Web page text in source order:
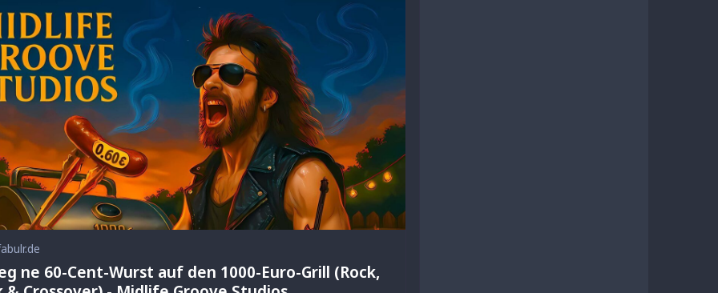
ne 60-Cent-Wurst auf den 1000-Euro-Grill (Rock,